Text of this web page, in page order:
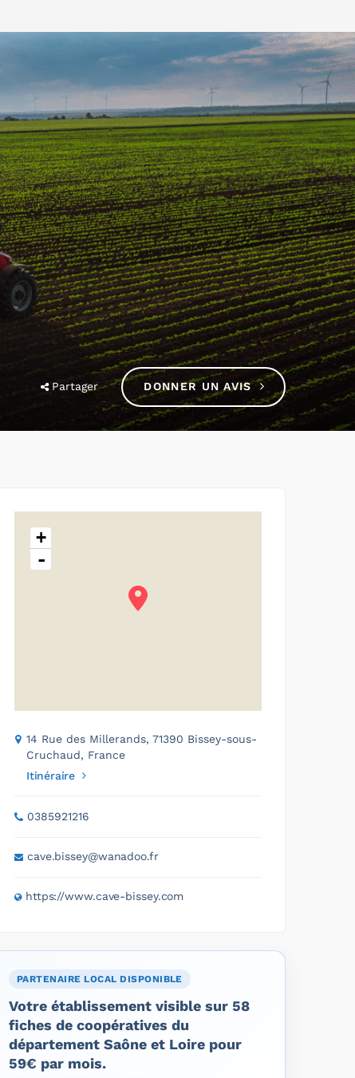
Partager DONNER UN AVIS
+
-
14 Rue des Millerands, 71390 Bissey-sous-
Cruchaud, France
Itinéraire
0385921216
cave.bissey@wanadoo.fr
https://www.cave-bissey.com
PARTENAIRE LOCAL DISPONIBLE
Votre établissement visible sur 58
fiches de coopératives du
département Saône et Loire pour
59€ par mois.